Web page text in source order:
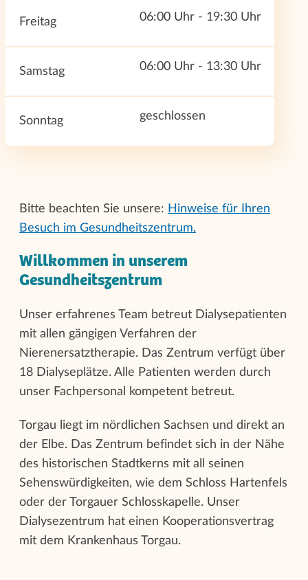
Freitag 06:00 Uhr - 19:30 Uhr
Samstag 06:00 Uhr - 13:30 Uhr
Sonntag geschlossen
Bitte beachten Sie unsere: Hinweise für Ihren
Besuch im Gesundheitszentrum.
Willkommen in unserem
Gesundheitszentrum
Unser erfahrenes Team betreut Dialysepatienten
mit allen gängigen Verfahren der
Nierenersatztherapie. Das Zentrum verfügt über
18 Dialyseplätze. Alle Patienten werden durch
unser Fachpersonal kompetent betreut.
Torgau liegt im nördlichen Sachsen und direkt an
der Elbe. Das Zentrum befindet sich in der Nähe
des historischen Stadtkerns mit all seinen
Sehenswürdigkeiten, wie dem Schloss Hartenfels
oder der Torgauer Schlosskapelle. Unser
Dialysezentrum hat einen Kooperationsvertrag
mit dem Krankenhaus Torgau.